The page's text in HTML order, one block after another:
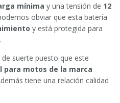
mínima y una tensión de 12
obviar que esta batería
y está protegida para
de suerte puesto que este
para motos de la marca
tiene una relación calidad